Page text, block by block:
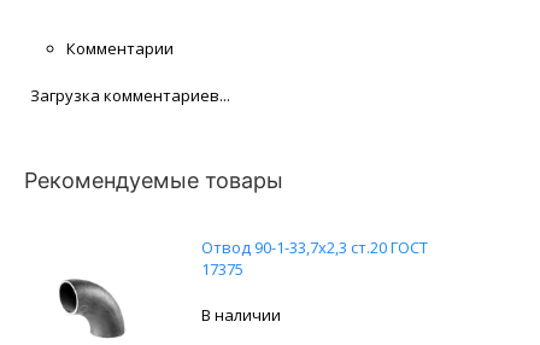
Комментарии
Загрузка комментариев...
Рекомендуемые товары
Отвод 90-1-33,7х2,3 ст.20 ГОСТ
17375
В наличии